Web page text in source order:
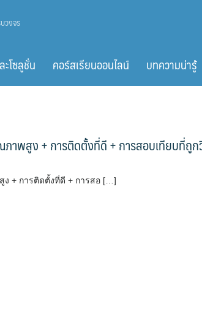
วงจร
โซลูชั่น คอร์สเรียนออนไลน์ บทความน่ารู้
าพสูง + การติดตั้งที่ดี + การสอบเทียบที่ถูก
ง + การติดตั้งที่ดี + การสอ […]